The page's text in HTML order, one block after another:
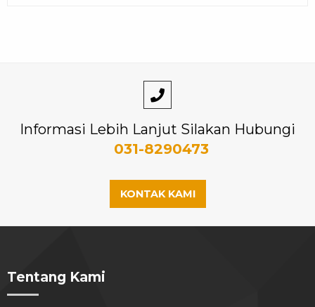
Informasi Lebih Lanjut Silakan Hubungi
031-8290473
KONTAK KAMI
Tentang Kami